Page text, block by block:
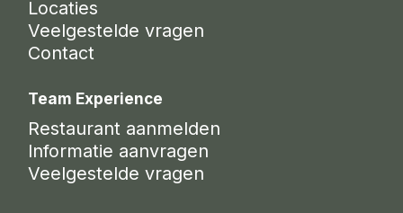
Locaties
Veelgestelde vragen
Contact
Team Experience
Restaurant aanmelden
Informatie aanvragen
Veelgestelde vragen